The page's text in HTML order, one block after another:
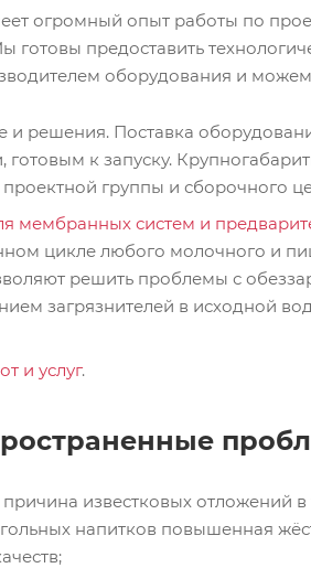
огромный опыт работы по
готовы предоставить
оборудования и
и решения. Поставка
готовым к запуску.
группы и сборочного
мембранных систем и
цикле любого молочного и
решить проблемы с
загрязнителей в исходной
и услуг.
известковых отложений
напитков повышенная